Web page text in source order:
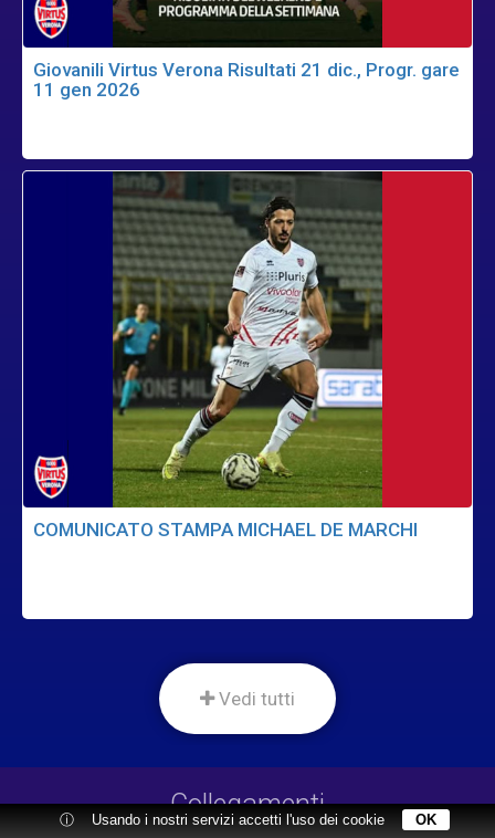
Giovanili Virtus Verona Risultati 21 dic., Progr. gare
11 gen 2026
COMUNICATO STAMPA MICHAEL DE MARCHI
Vedi tutti
Collegamenti
ⓘ Usando i nostri servizi accetti l'uso dei cookie OK